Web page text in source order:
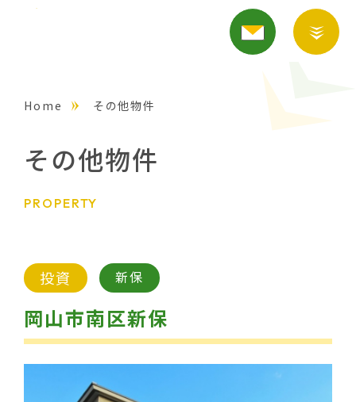
Home その他物件
その他物件
PROPERTY
投資 新保
岡山市南区新保